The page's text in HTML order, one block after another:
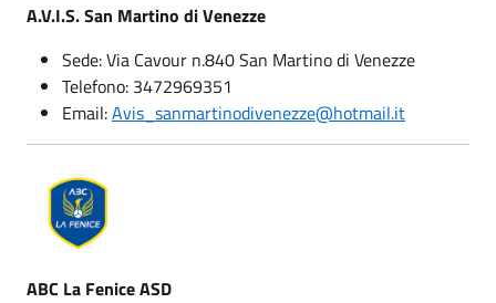
A.V.I.S. San Martino di Venezze
Sede: Via Cavour n.840 San Martino di Venezze
Telefono: 3472969351
Email:Avis_sanmartinodivenezze@hotmail.it
ABC La Fenice ASD